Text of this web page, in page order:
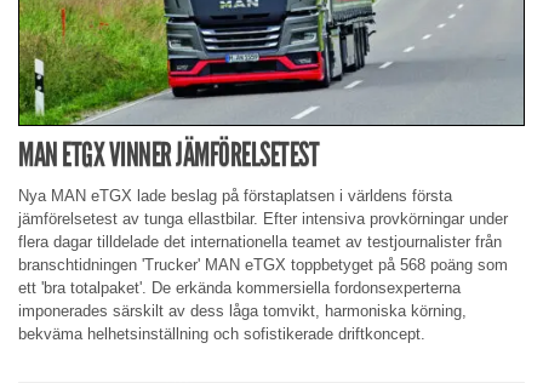
MAN ETGX VINNER JÄMFÖRELSETEST
Nya MAN eTGX lade beslag på förstaplatsen i världens första
jämförelsetest av tunga ellastbilar. Efter intensiva provkörningar under
flera dagar tilldelade det internationella teamet av testjournalister från
branschtidningen 'Trucker' MAN eTGX toppbetyget på 568 poäng som
ett 'bra totalpaket'. De erkända kommersiella fordonsexperterna
imponerades särskilt av dess låga tomvikt, harmoniska körning,
bekväma helhetsinställning och sofistikerade driftkoncept.